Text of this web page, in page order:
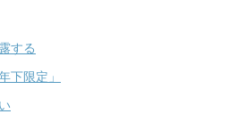
する
下限定」